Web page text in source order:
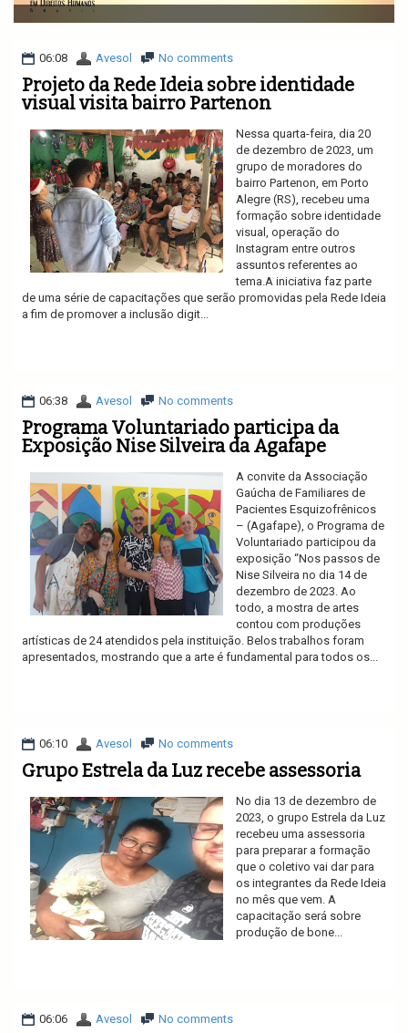
v
i
a
i
o
06:08 Avesol No comments
Projeto da Rede Ideia sobre identidade
visual visita bairro Partenon
Nessa quarta-feira, dia 20
de dezembro de 2023, um
grupo de moradores do
bairro Partenon, em Porto
Alegre (RS), recebeu uma
formação sobre identidade
visual, operação do
Instagram entre outros
assuntos referentes ao
tema.A iniciativa faz parte
de uma série de capacitações que serão promovidas pela Rede Ideia
a fim de promover a inclusão digit...
06:38 Avesol No comments
Programa Voluntariado participa da
Exposição Nise Silveira da Agafape
A convite da Associação
Gaúcha de Familiares de
Pacientes Esquizofrênicos
– (Agafape), o Programa de
Voluntariado participou da
exposição “Nos passos de
Nise Silveira no dia 14 de
dezembro de 2023. Ao
todo, a mostra de artes
contou com produções
artísticas de 24 atendidos pela instituição. Belos trabalhos foram
apresentados, mostrando que a arte é fundamental para todos os...
06:10 Avesol No comments
Grupo Estrela da Luz recebe assessoria
No dia 13 de dezembro de
2023, o grupo Estrela da Luz
recebeu uma assessoria
para preparar a formação
que o coletivo vai dar para
os integrantes da Rede Ideia
no mês que vem. A
capacitação será sobre
produção de bone...
06:06 Avesol No comments